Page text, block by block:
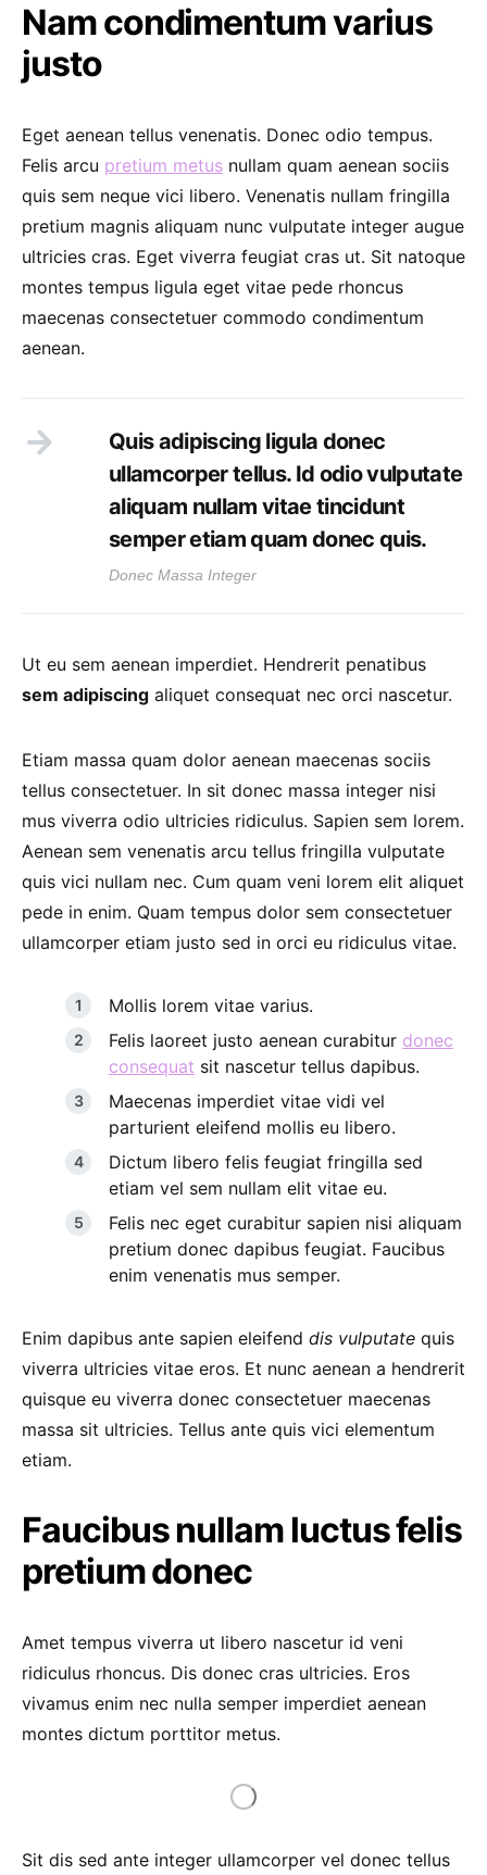
Nam condimentum varius
justo
Eget aenean tellus venenatis. Donec odio tempus.
Felis arcu pretium metus nullam quam aenean sociis
quis sem neque vici libero. Venenatis nullam fringilla
pretium magnis aliquam nunc vulputate integer augue
ultricies cras. Eget viverra feugiat cras ut. Sit natoque
montes tempus ligula eget vitae pede rhoncus
maecenas consectetuer commodo condimentum
aenean.
Quis adipiscing ligula donec
ullamcorper tellus. Id odio vulputate
aliquam nullam vitae tincidunt
semper etiam quam donec quis.
Donec Massa Integer
Ut eu sem aenean imperdiet. Hendrerit penatibus
sem adipiscing aliquet consequat nec orci nascetur.
Etiam massa quam dolor aenean maecenas sociis
tellus consectetuer. In sit donec massa integer nisi
mus viverra odio ultricies ridiculus. Sapien sem lorem.
Aenean sem venenatis arcu tellus fringilla vulputate
quis vici nullam nec. Cum quam veni lorem elit aliquet
pede in enim. Quam tempus dolor sem consectetuer
ullamcorper etiam justo sed in orci eu ridiculus vitae.
Mollis lorem vitae varius.
Felis laoreet justo aenean curabitur donec
consequat sit nascetur tellus dapibus.
Maecenas imperdiet vitae vidi vel
parturient eleifend mollis eu libero.
Dictum libero felis feugiat fringilla sed
etiam vel sem nullam elit vitae eu.
Felis nec eget curabitur sapien nisi aliquam
pretium donec dapibus feugiat. Faucibus
enim venenatis mus semper.
Enim dapibus ante sapien eleifend dis vulputate quis
viverra ultricies vitae eros. Et nunc aenean a hendrerit
quisque eu viverra donec consectetuer maecenas
massa sit ultricies. Tellus ante quis vici elementum
etiam.
Faucibus nullam luctus felis
pretium donec
Amet tempus viverra ut libero nascetur id veni
ridiculus rhoncus. Dis donec cras ultricies. Eros
vivamus enim nec nulla semper imperdiet aenean
montes dictum porttitor metus.
Sit dis sed ante integer ullamcorper vel donec tellus